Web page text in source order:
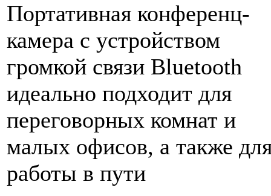
Портативная конференц-
камера с устройством
громкой связи Bluetooth
идеально подходит для
переговорных комнат и
малых офисов, а также
работы в пути